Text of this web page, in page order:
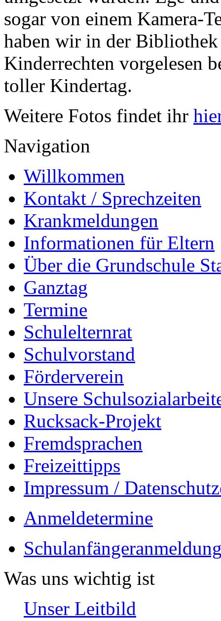
sogar von einem Kamera-
haben wir in der Bibliothek
Kinderrechten vorgelesen
toller Kindertag.
Weitere Fotos findet ihr
Navigation
Willkommen
Kontakt / Sprechzeiten
Krankmeldungen
Informationen für Eltern
Über die Grundschule
Ganztag
Termine
Schulelternrat
Schulvorstand
Förderverein
Unsere
Rucksack-Projekt
Fremdsprachen
Freizeittipps
Impressum /
Anmeldetermine
Was uns wichtig ist
Unser Leitbild